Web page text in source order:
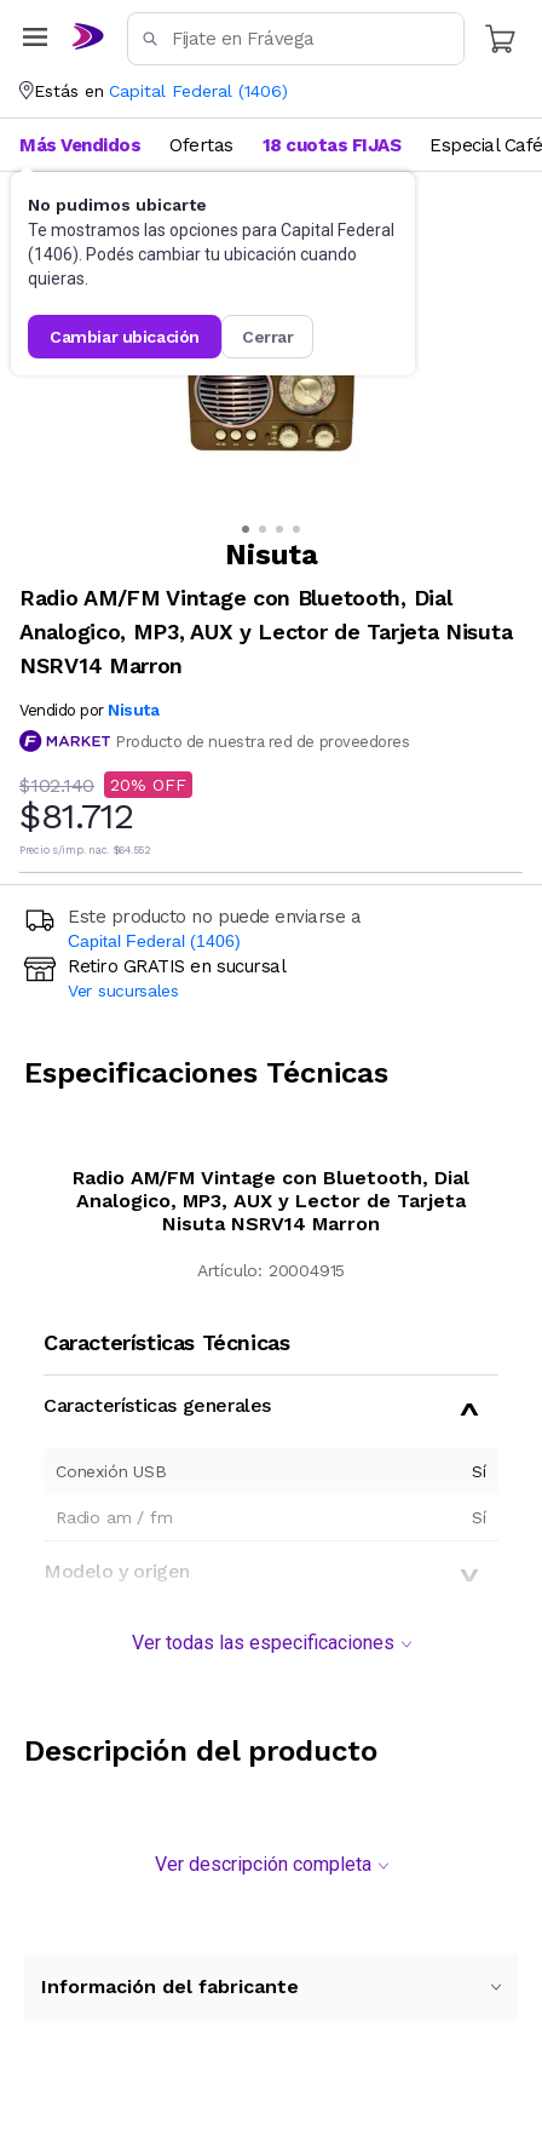
Estás en Capital Federal (1406)
No pudimos ubicarte
Te mostramos las opciones para Capital Federal
(1406). Podés cambiar tu ubicación cuando
quieras.
cambiar ubicación cerrar
Más Vendidos Ofertas 18 cuotas FIJAS Especial Café
Radios y audio portátil
Nisuta
Radio AM/FM Vintage con Bluetooth, Dial
Analogico, MP3, AUX y Lector de Tarjeta Nisuta
NSRV14 Marron
Vendido por Nisuta
Producto de nuestra red de proveedores
$102.140 20
$81.712
Precio s/imp. nac. $64.552
Este producto no puede enviarse a
Capital Federal (1406)
Ingresá código postal (sólo números)
Retiro GRATIS en sucursal
Ver sucursales
Especificaciones Técnicas
Radio AM/FM Vintage con Bluetooth, Dial
Analogico, MP3, AUX y Lector de Tarjeta
Nisuta NSRV14 Marron
Artículo: 20004915
Características Técnicas
Características generales
Conexión USB Sí
Radio am / fm Sí
Modelo y origen
Ver todas las especificaciones
Descripción del producto
Ver descripción completa
Información del fabricante